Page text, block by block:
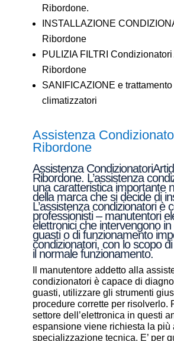
Ribordone.
INSTALLAZIONE
Ribordone
PULIZIA FILTRI Condizionatori
Ribordone
SANIFICAZIONE e
climatizzatori
Assistenza
Ribordone
Assistenza
Ribordone. L’assistenza
una caratteristica importante
della marca che si decide di
L’assistenza condizionatori è
professionisti – manutentori
elettronici che intervengono in
guasti o di funzionamento
condizionatori, con lo scopo
il normale funzionamento.
Il manutentore addetto alla
condizionatori è capace di
guasti, utilizzare gli strumenti
procedure corrette per risolverlo.
settore dell’elettronica in questi
espansione viene richiesta la più
specializzazione tecnica. E’ per